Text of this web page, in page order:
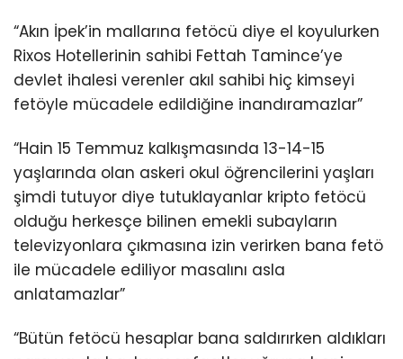
“Akın İpek’in mallarına fetöcü diye el koyulurken
Rixos Hotellerinin sahibi Fettah Tamince’ye
devlet ihalesi verenler akıl sahibi hiç kimseyi
fetöyle mücadele edildiğine inandıramazlar”
“Hain 15 Temmuz kalkışmasında 13-14-15
yaşlarında olan askeri okul öğrencilerini yaşları
şimdi tutuyor diye tutuklayanlar kripto fetöcü
olduğu herkesçe bilinen emekli subayların
televizyonlara çıkmasına izin verirken bana fetö
ile mücadele ediliyor masalını asla
anlatamazlar”
“Bütün fetöcü hesaplar bana saldırırken aldıkları